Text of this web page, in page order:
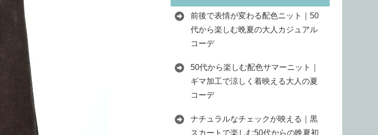
前後で表情が変わる配色ニット｜50
代から楽しむ晩夏の大人カジュアル
コーデ
50代から楽しむ配色サマーニット｜
ギマ加工で涼しく着映える大人の夏
コーデ
ナチュラルなチェックが映える｜黒
スカートで楽しむ50代からの晩夏初